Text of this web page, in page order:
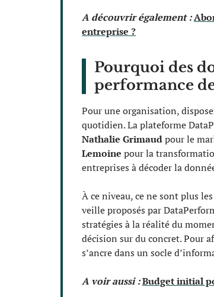
A découvrir également :
entreprise ?
Pourquoi des
performance
Pour une organisation,
quotidien. La plateforme
Nathalie Grimaudpour le
Lemoine pour la
entreprises à décoder la
À ce niveau, ce ne sont plus
veille proposés par
stratégies à la réalité du
décision sur du concret. Pour
s’ancre dans un socle
A voir aussi :Budget initial